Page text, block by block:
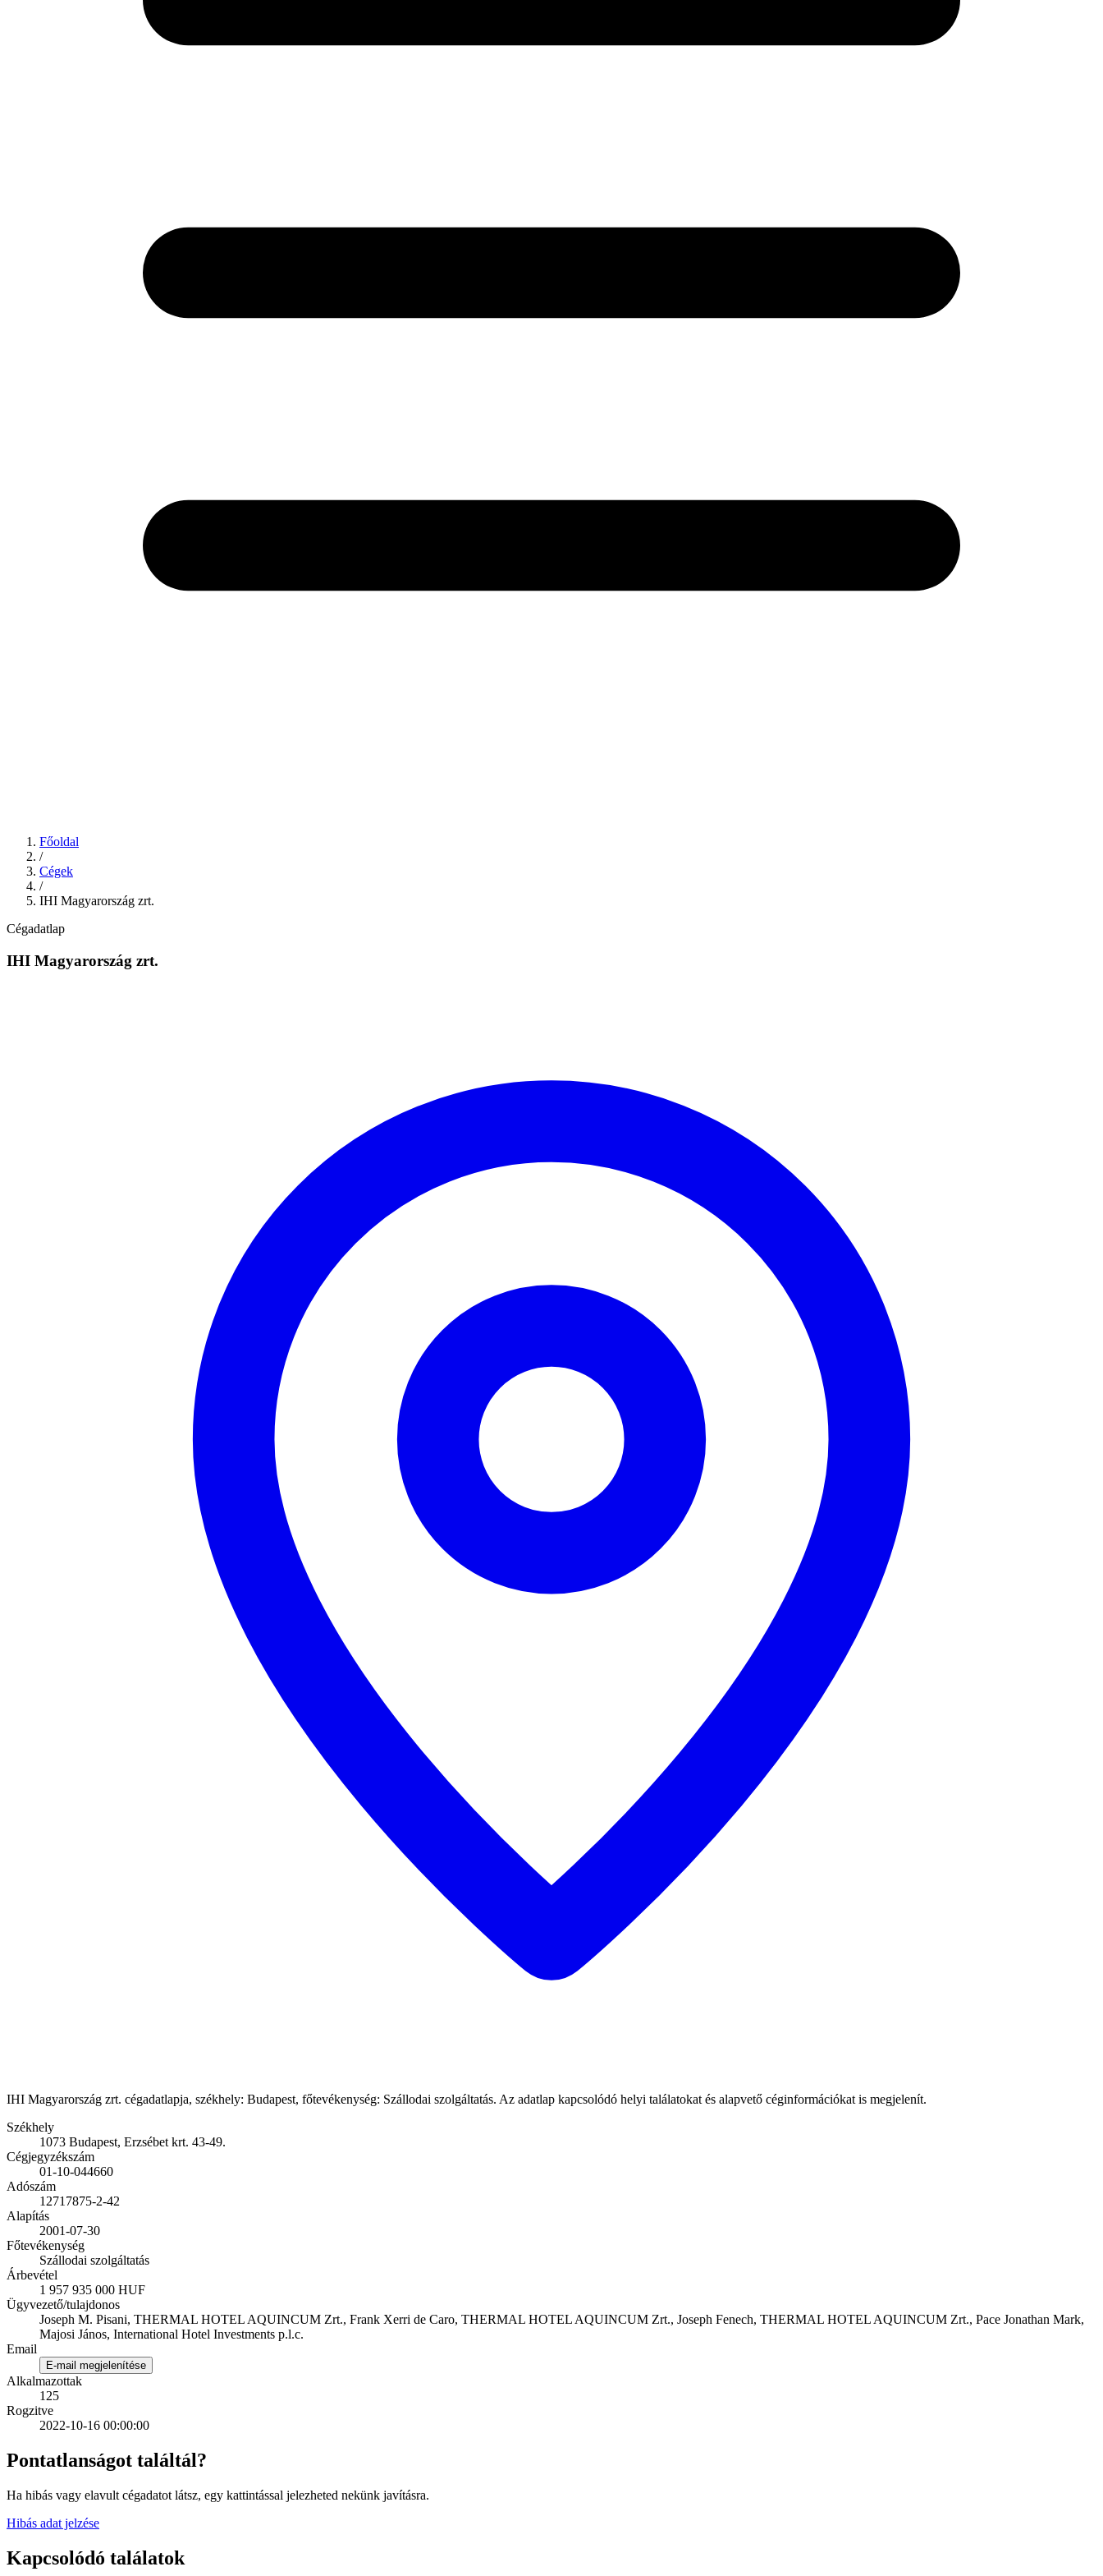
Főoldal
/
Cégek
/
IHI Magyarország zrt.
Cégadatlap
IHI Magyarország zrt.
IHI Magyarország zrt. cégadatlapja, székhely: Budapest, főtevékenység: Szállodai szolgáltatás. Az adatlap kapcsolódó helyi találatokat és alapvető céginformációkat is megjelenít.
Székhely
1073 Budapest, Erzsébet krt. 43-49.
Cégjegyzékszám
01-10-044660
Adószám
12717875-2-42
Alapítás
2001-07-30
Főtevékenység
Szállodai szolgáltatás
Árbevétel
1 957 935 000 HUF
Ügyvezető/tulajdonos
Joseph M. Pisani, THERMAL HOTEL AQUINCUM Zrt., Frank Xerri de Caro, THERMAL HOTEL AQUINCUM Zrt., Joseph Fenech, THERMAL HOTEL AQUINCUM Zrt., Pace Jonathan Mark,
Majosi János, International Hotel Investments p.l.c.
Email
E-mail megjelenítése
Alkalmazottak
125
Rogzitve
2022-10-16 00:00:00
Pontatlanságot találtál?
Ha hibás vagy elavult cégadatot látsz, egy kattintással jelezheted nekünk javításra.
Hibás adat jelzése
Kapcsolódó találatok